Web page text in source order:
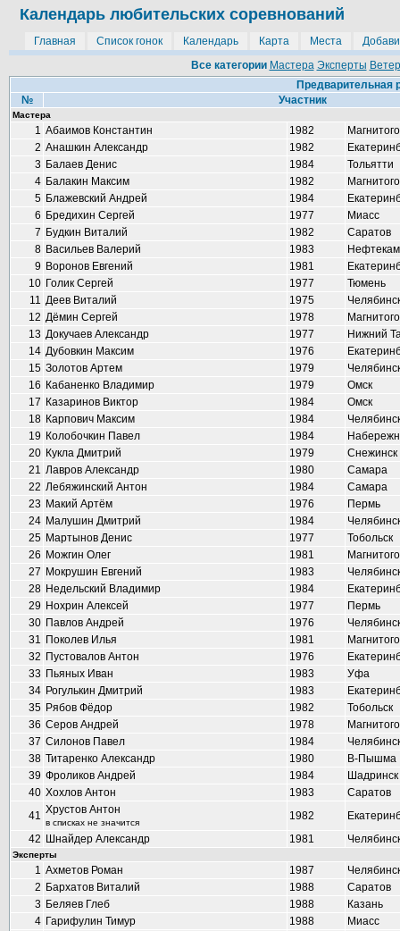
Календарь любительских соревнований
Главная Список гонок Календарь Карта Места
Все категории Мастера Эксперты
Предварительная
№
Участник
Мастера
1 Абаимов Константин 1982
2 Анашкин Александр 1982
3 Балаев Денис 1984
Тольятти
4 Балакин Максим 1982
5 Блажевский Андрей 1984
6 Бредихин Сергей 1977
Миасс
7 Будкин Виталий 1982
Саратов
8 Васильев Валерий 1983
9 Воронов Евгений 1981
10 Голик Сергей 1977
Тюмень
11 Деев Виталий 1975
12 Дёмин Сергей 1978
13 Докучаев Александр 1977
Нижний
14 Дубовкин Максим 1976
15 Золотов Артем 1979
16 Кабаненко Владимир 1979
Омск
17 Казаринов Виктор 1984
Омск
18 Карпович Максим 1984
19 Колобочкин Павел 1984
20 Кукла Дмитрий 1979
Снежинск
21 Лавров Александр 1980
Самара
22 Лебяжинский Антон 1984
Самара
23 Макий Артём 1976
Пермь
24 Малушин Дмитрий 1984
25 Мартынов Денис 1977
Тобольск
26 Можгин Олег 1981
27 Мокрушин Евгений 1983
28 Недельский Владимир 1984
29 Нохрин Алексей 1977
Пермь
30 Павлов Андрей 1976
31 Поколев Илья 1981
32 Пустовалов Антон 1976
33 Пьяных Иван 1983
Уфа
34 Рогулькин Дмитрий 1983
35 Рябов Фёдор 1982
Тобольск
36 Серов Андрей 1978
37 Силонов Павел 1984
38 Титаренко Александр 1980
В-Пышма
39 Фроликов Андрей 1984
Шадринск
40 Хохлов Антон 1983
Саратов
41 Хрустов Антон
в списках не значится
1982
42 Шнайдер Александр 1981
Эксперты
1 Ахметов Роман 1987
2 Бархатов Виталий 1988
Саратов
3 Беляев Глеб 1988
Казань
4 Гарифулин Тимур 1988
Миасс